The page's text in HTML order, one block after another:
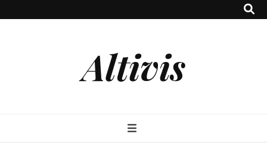
Altivis